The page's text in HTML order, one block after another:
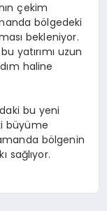
çekim
bölgedeki
bekleniyor.
yatırımı uzun
haline
bu yeni
büyüme
bölgenin
sağlıyor.